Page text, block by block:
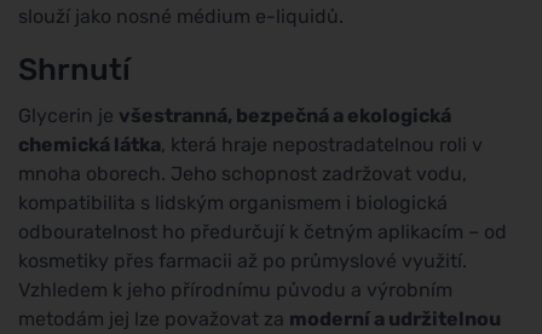
slouží jako nosné médium e-liquidů.
Shrnutí
Glycerin je všestranná, bezpečná a ekologická
chemická látka, která hraje nepostradatelnou roli v
mnoha oborech. Jeho schopnost zadržovat vodu,
kompatibilita s lidským organismem i biologická
odbouratelnost ho předurčují k četným aplikacím – od
kosmetiky přes farmacii až po průmyslové využití.
Vzhledem k jeho přírodnímu původu a výrobním
metodám jej lze považovat za moderní a udržitelnou